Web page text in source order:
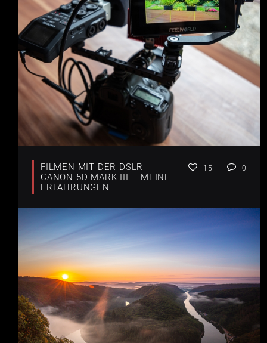
FILMEN MIT DER DSLR
CANON 5D MARK III – MEINE
ERFAHRUNGEN
15 0